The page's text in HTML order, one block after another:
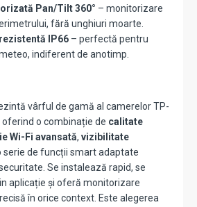
Pan/Tilt 360° – monitorizare
fără unghiuri moarte.
IP66 – perfectă pentru
indiferent de anotimp.
vârful de gamă al camerelor TP-
oferind o combinație de calitate
Wi-Fi avansată, vizibilitate
serie de funcții smart adaptate
Se instalează rapid, se
aplicație și oferă monitorizare
în orice context. Este alegerea